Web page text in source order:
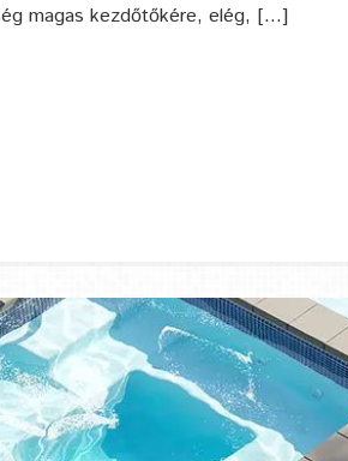
magas kezdőtőkére, elég, […]